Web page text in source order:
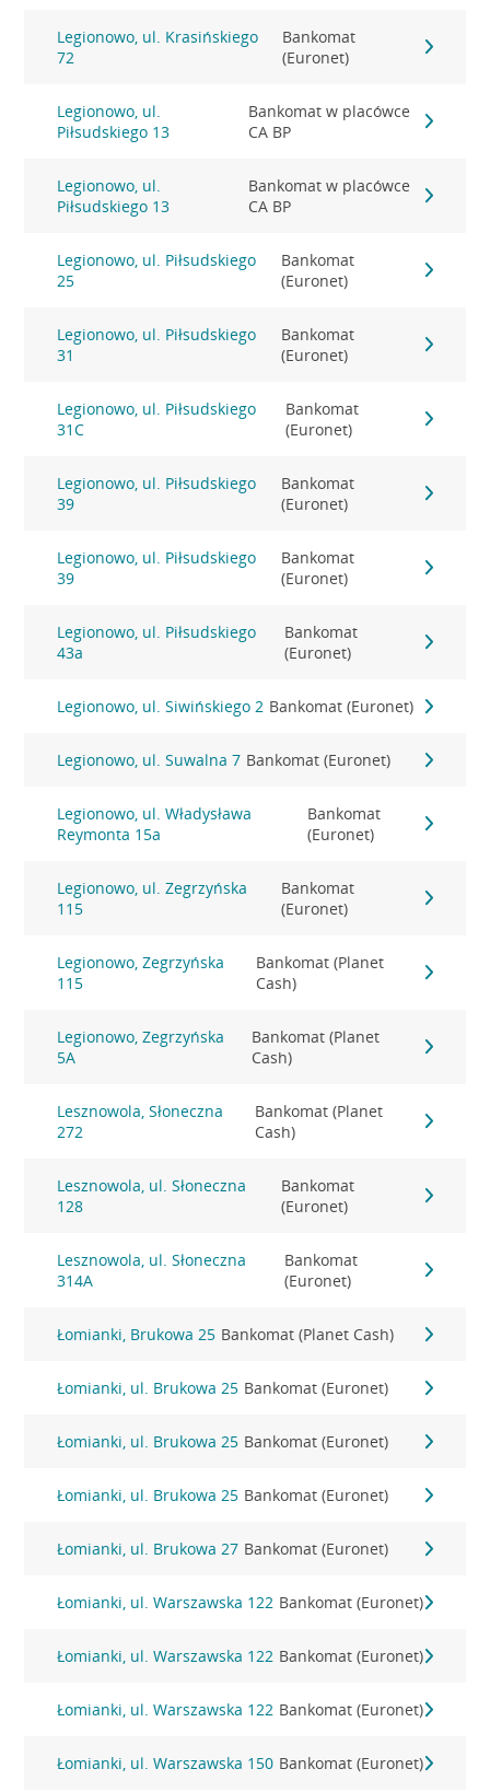
Legionowo, ul. Krasińskiego
72
Bankomat
(Euronet)
Legionowo, ul.
Piłsudskiego 13
Bankomat w placówce
CA BP
Legionowo, ul.
Piłsudskiego 13
Bankomat w placówce
CA BP
Legionowo, ul. Piłsudskiego
25
Bankomat
(Euronet)
Legionowo, ul. Piłsudskiego
31
Bankomat
(Euronet)
Legionowo, ul. Piłsudskiego
31C
Bankomat
(Euronet)
Legionowo, ul. Piłsudskiego
39
Bankomat
(Euronet)
Legionowo, ul. Piłsudskiego
39
Bankomat
(Euronet)
Legionowo, ul. Piłsudskiego
43a
Bankomat
(Euronet)
Legionowo, ul. Siwińskiego 2 Bankomat (Euronet)
Legionowo, ul. Suwalna 7 Bankomat (Euronet)
Legionowo, ul. Władysława
Reymonta 15a
Bankomat
(Euronet)
Legionowo, ul. Zegrzyńska
115
Bankomat
(Euronet)
Legionowo, Zegrzyńska
115
Bankomat (Planet
Cash)
Legionowo, Zegrzyńska
5A
Bankomat (Planet
Cash)
Lesznowola, Słoneczna
272
Bankomat (Planet
Cash)
Lesznowola, ul. Słoneczna
128
Bankomat
(Euronet)
Lesznowola, ul. Słoneczna
314A
Bankomat
(Euronet)
Łomianki, Brukowa 25 Bankomat (Planet Cash)
Łomianki, ul. Brukowa 25 Bankomat (Euronet)
Łomianki, ul. Brukowa 25 Bankomat (Euronet)
Łomianki, ul. Brukowa 25 Bankomat (Euronet)
Łomianki, ul. Brukowa 27 Bankomat (Euronet)
Łomianki, ul. Warszawska 122 Bankomat (Euronet)
Łomianki, ul. Warszawska 122 Bankomat (Euronet)
Łomianki, ul. Warszawska 122 Bankomat (Euronet)
Łomianki, ul. Warszawska 150 Bankomat (Euronet)